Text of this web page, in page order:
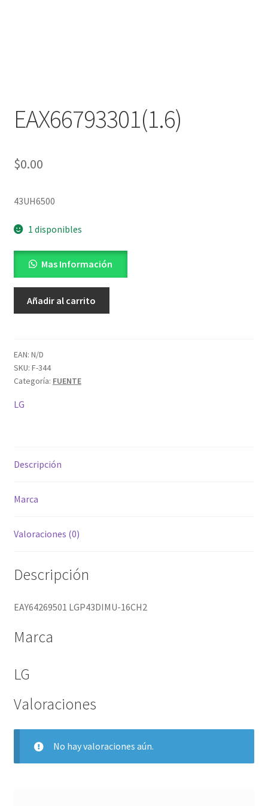
EAX66793301(1.6)
$0.00
43UH6500
1 disponibles
Mas Información
Añadir al carrito
EAN: N/D
SKU: F-344
Categoría: FUENTE
LG
Descripción
Marca
Valoraciones (0)
Descripción
EAY64269501 LGP43DIMU-16CH2
Marca
LG
Valoraciones
No hay valoraciones aún.